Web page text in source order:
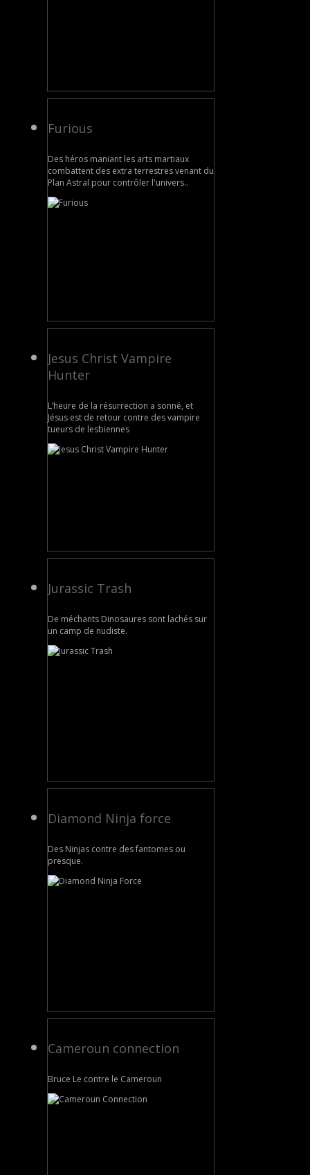
Furious
Des héros maniant les arts martiaux
combattent des extra terrestres venant du
Plan Astral pour contrôler l'univers..
Jesus Christ Vampire
Hunter
L’heure de la résurrection a sonné, et
Jésus est de retour contre des vampire
tueurs de lesbiennes
Jurassic Trash
De méchants Dinosaures sont lachés sur
un camp de nudiste.
Diamond Ninja force
Des Ninjas contre des fantomes ou
presque.
Cameroun connection
Bruce Le contre le Cameroun